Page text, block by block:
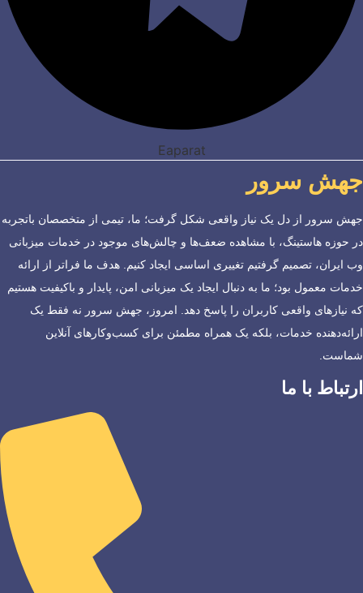
Eaparat
جهش سرور
جهش سرور از دل یک نیاز واقعی شکل گرفت؛ ما، تیمی از متخصصان باتجربه
در حوزه هاستینگ، با مشاهده ضعف‌ها و چالش‌های موجود در خدمات میزبانی
وب ایران، تصمیم گرفتیم تغییری اساسی ایجاد کنیم. هدف ما فراتر از ارائه
خدمات معمول بود؛ ما به دنبال ایجاد یک میزبانی امن، پایدار و باکیفیت هستیم
که نیازهای واقعی کاربران را پاسخ دهد. امروز، جهش سرور نه فقط یک
ارائه‌دهنده خدمات، بلکه یک همراه مطمئن برای کسب‌وکارهای آنلاین
شماست.
ارتباط با ما